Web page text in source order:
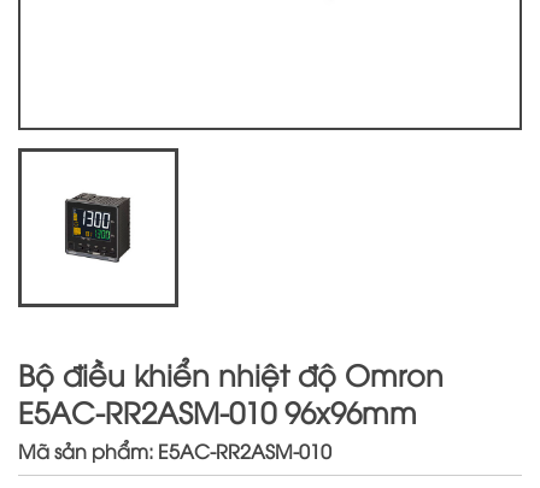
Bộ điều khiển nhiệt độ Omron
E5AC-RR2ASM-010 96x96mm
Mã sản phẩm: E5AC-RR2ASM-010